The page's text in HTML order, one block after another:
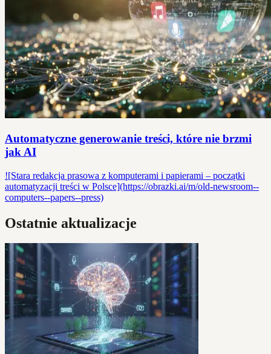
Automatyczne generowanie treści, które nie brzmi
jak AI
![Stara redakcja prasowa z komputerami i papierami – początki
automatyzacji treści w Polsce](https://obrazki.ai/m/old-newsroom--
computers--papers--press)
Ostatnie aktualizacje